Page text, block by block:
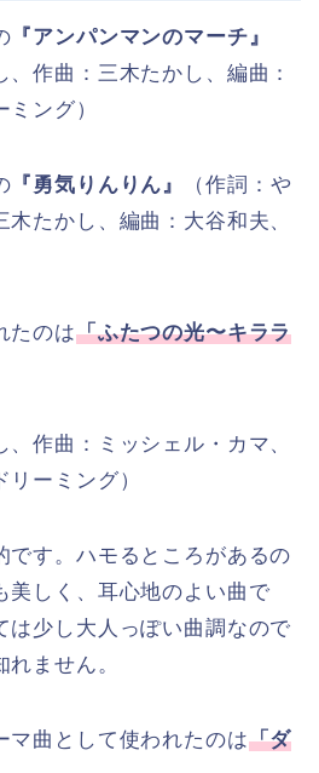
『アンパンマンのマーチ』
、作曲：三木たかし、編曲：
ング）
『勇気りんりん』
（作詞：や
たかし、編曲：大谷和夫、
たのは「ふたつの光〜キララ
、作曲：ミッシェル・カマ、
リーミング）
です。ハモるところがあるの
美しく、耳心地のよい曲で
は少し大人っぽい曲調なので
ません。
マ曲として使われたのは「ダ